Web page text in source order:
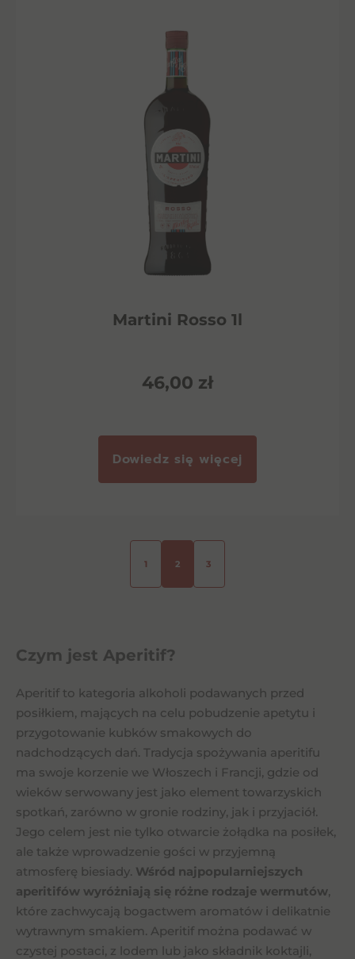
Martini Rosso 1l
46,00 zł
Dowiedz się więcej
1 2 3
Czym jest Aperitif?
Aperitif to kategoria alkoholi podawanych przed
posiłkiem, mających na celu pobudzenie apetytu i
przygotowanie kubków smakowych do
nadchodzących dań. Tradycja spożywania aperitifu
ma swoje korzenie we Włoszech i Francji, gdzie od
wieków serwowany jest jako element towarzyskich
spotkań, zarówno w gronie rodziny, jak i przyjaciół.
Jego celem jest nie tylko otwarcie żołądka na posiłek,
ale także wprowadzenie gości w przyjemną
atmosferę biesiady. Wśród najpopularniejszych
aperitifów wyróżniają się różne rodzaje wermutów,
które zachwycają bogactwem aromatów i delikatnie
wytrawnym smakiem. Aperitif można podawać w
czystej postaci, z lodem lub jako składnik koktajli,